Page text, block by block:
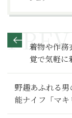
着物や作務
覚で気軽に
野趣あふれる
能ナイフ「マ
回】